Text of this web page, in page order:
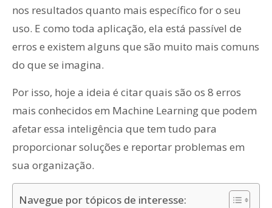
nos resultados quanto mais específico for o seu
uso. E como toda aplicação, ela está passível de
erros e existem alguns que são muito mais comuns
do que se imagina.
Por isso, hoje a ideia é citar quais são os 8 erros
mais conhecidos em Machine Learning que podem
afetar essa inteligência que tem tudo para
proporcionar soluções e reportar problemas em
sua organização.
Navegue por tópicos de interesse: